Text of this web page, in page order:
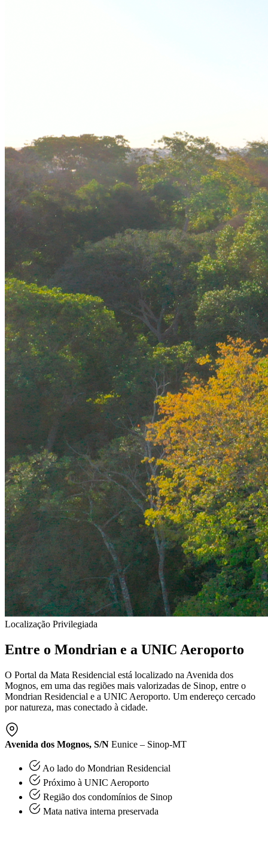
Localização Privilegiada
Entre o Mondrian e a UNIC Aeroporto
O Portal da Mata Residencial está localizado na Avenida dos
Mognos, em uma das regiões mais valorizadas de Sinop, entre o
Mondrian Residencial e a UNIC Aeroporto. Um endereço cercado
por natureza, mas conectado à cidade.
Avenida dos Mognos, S/N Eunice – Sinop-MT
Ao lado do Mondrian Residencial
Próximo à UNIC Aeroporto
Região dos condomínios de Sinop
Mata nativa interna preservada